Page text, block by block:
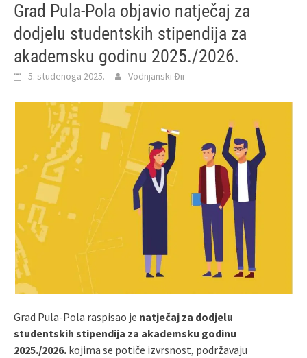
Grad Pula-Pola objavio natječaj za
dodjelu studentskih stipendija za
akademsku godinu 2025./2026.
5. studenoga 2025. Vodnjanski Đir
Grad Pula-Pola raspisao je natječaj za dodjelu
studentskih stipendija za akademsku godinu
2025./2026. kojima se potiče izvrsnost, podržavaju